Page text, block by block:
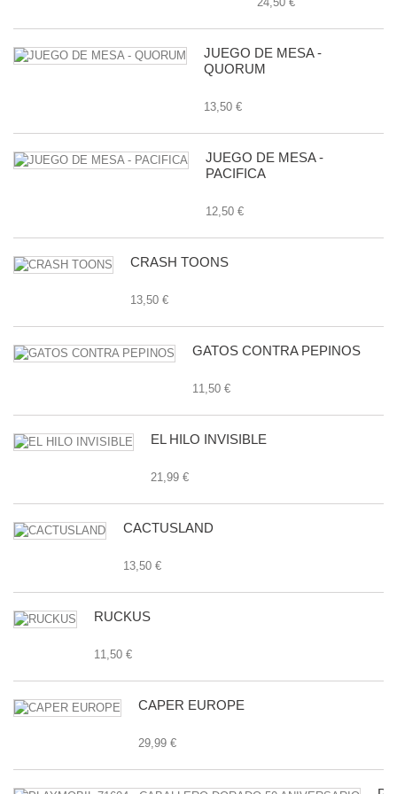
JUEGO DE MESA -
QUORUM
13,50 €
JUEGO DE MESA -
PACIFICA
12,50 €
CRASH TOONS
13,50 €
GATOS CONTRA PEPINOS
11,50 €
EL HILO INVISIBLE
21,99 €
CACTUSLAND
13,50 €
RUCKUS
11,50 €
CAPER EUROPE
29,99 €